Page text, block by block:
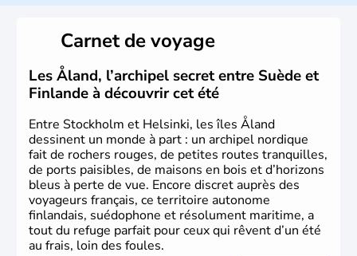
de cuivre et de bois.
Carnet de voyage
Les Åland, l’archipel secret entre Suède et
Finlande à découvrir cet été
Entre Stockholm et Helsinki, les îles Åland
dessinent un monde à part : un archipel nordique
fait de rochers rouges, de petites routes tranquilles,
de ports paisibles, de maisons en bois et d’horizons
bleus à perte de vue. Encore discret auprès des
voyageurs français, ce territoire autonome
finlandais, suédophone et résolument maritime, a
tout du refuge parfait pour ceux qui rêvent d’un été
au frais, loin des foules.